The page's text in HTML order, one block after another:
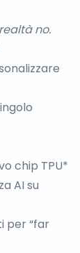
no.
chip TPU*
AI su
per “far